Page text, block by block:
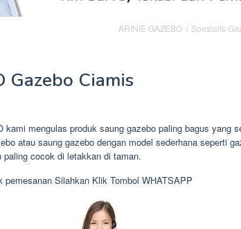
ARINIE GAZEBO √ Spesialis
Gazebo Ciamis
mengulas produk saung gazebo paling bagus yang
atau saung gazebo dengan model sederhana seperti
cocok di letakkan di taman.
pemesanan Silahkan Klik Tombol WHATSAPP